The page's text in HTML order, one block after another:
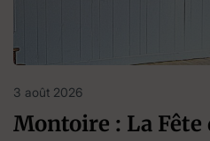
3 août 2026
Montoire : La Fête